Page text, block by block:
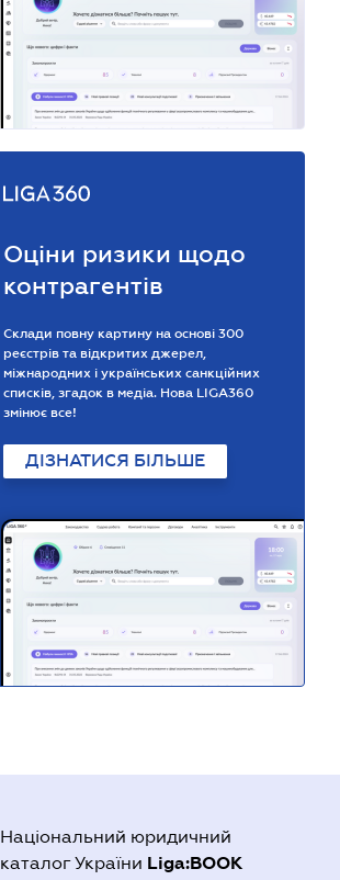
Оціни ризики щодо
контрагентів
Склади повну картину на основі 300
реєстрів та відкритих джерел,
міжнародних і українських санкційних
списків, згадок в медіа. Нова LIGA360
змінює все!
ДІЗНАТИСЯ БІЛЬШЕ
Національний юридичний
каталог України Liga:BOOK